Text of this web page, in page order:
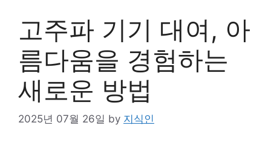
고주파 기기 대여, 아
름다움을 경험하는
새로운 방법
2025년 07월 26일 by 지식인